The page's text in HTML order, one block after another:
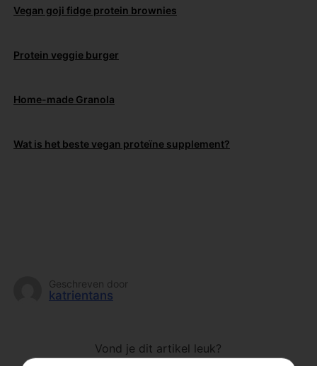
Vegan goji fidge protein brownies
Protein veggie burger
Home-made Granola
Wat is het beste vegan proteïne supplement?
Geschreven door
katrientans
Vond je dit artikel leuk?